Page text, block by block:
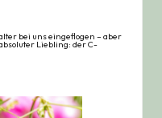
bei uns eingeflogen – aber
Liebling: der C-